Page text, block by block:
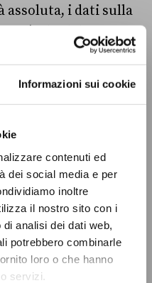
Informazioni sui cookie
contenuti ed
dei social media e per
inoltre
il nostro sito con i
analisi dei dati web,
potrebbero combinarle
loro o che hanno
servizi.
assoluta, i dati sulla
i più alti dal 2014. Va
per calcolare
non
confronto tra le due
inconsistente»,
Basta vedere come
questa sia
a causa della
grafico sulla
c’è stato